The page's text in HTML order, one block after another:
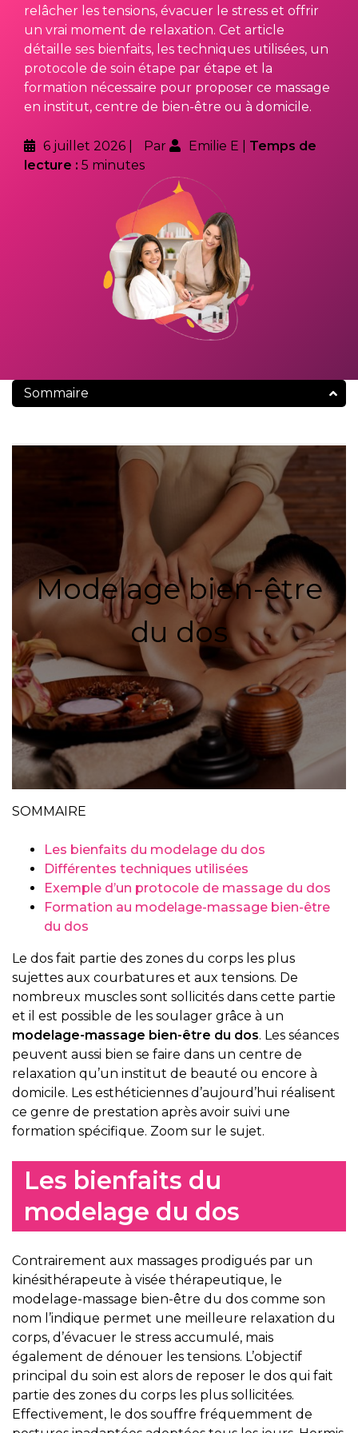
relâcher les tensions, évacuer le stress et offrir
un vrai moment de relaxation. Cet article
détaille ses bienfaits, les techniques utilisées, un
protocole de soin étape par étape et la
formation nécessaire pour proposer ce massage
en institut, centre de bien-être ou à domicile.
6 juillet 2026 Par Emilie E
Temps de
lecture : 5 minutes
Sommaire
Modelage bien-être
du dos
SOMMAIRE
Les bienfaits du modelage du dos
Différentes techniques utilisées
Exemple d’un protocole de massage du dos
Formation au modelage-massage bien-être
du dos
Le dos fait partie des zones du corps les plus
sujettes aux courbatures et aux tensions. De
nombreux muscles sont sollicités dans cette partie
et il est possible de les soulager grâce à un
modelage-massage bien-être du dos. Les séances
peuvent aussi bien se faire dans un centre de
relaxation qu’un institut de beauté ou encore à
domicile. Les esthéticiennes d’aujourd’hui réalisent
ce genre de prestation après avoir suivi une
formation spécifique. Zoom sur le sujet.
Les bienfaits du
modelage du dos
Contrairement aux massages prodigués par un
kinésithérapeute à visée thérapeutique, le
modelage-massage bien-être du dos comme son
nom l’indique permet une meilleure relaxation du
corps, d’évacuer le stress accumulé, mais
également de dénouer les tensions. L’objectif
principal du soin est alors de reposer le dos qui fait
partie des zones du corps les plus sollicitées.
Effectivement, le dos souffre fréquemment de